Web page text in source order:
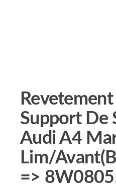
Support De
Audi A4
Lim/
=>